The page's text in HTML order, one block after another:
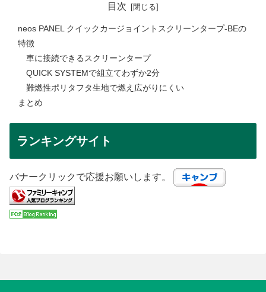
目次
neos PANEL クイックカージョイントスクリーンタープ-BEの
特徴
車に接続できるスクリーンタープ
QUICK SYSTEMで組立てわずか2分
難燃性ポリタフタ生地で燃え広がりにくい
まとめ
ランキングサイト
バナークリックで応援お願いします。